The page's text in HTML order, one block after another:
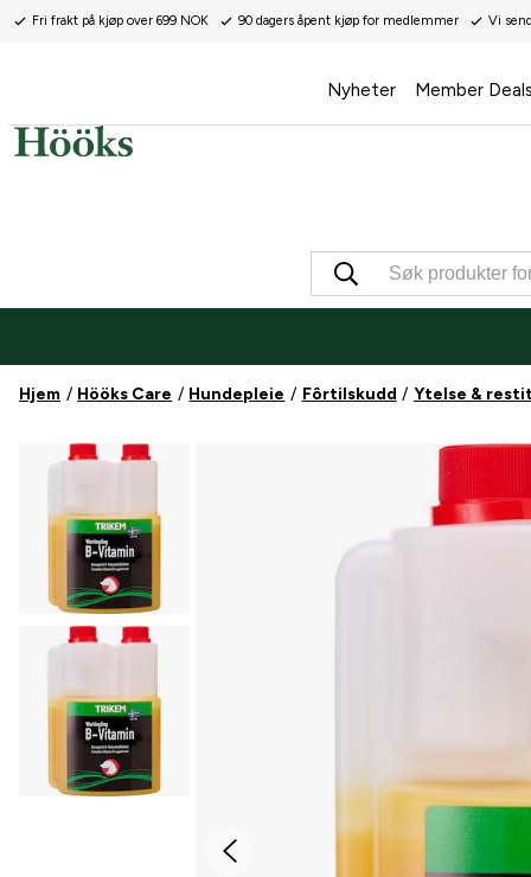
Fri frakt på kjøp over 699 NOK 90 dagers åpent kjøp for medlemmer Vi
Nyheter Member
Hjem Hööks Care Hundepleie Fôrtilskudd Ytelse &